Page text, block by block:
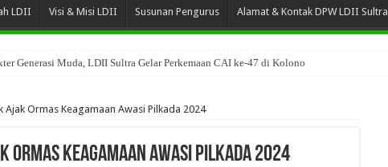
LDII Visi & Misi LDII Susunan Pengurus Alamat & Kontak DPW LDII Sultra
Generasi Muda, LDII Sultra Gelar Perkemaan CAI ke-47 di Kolono
Ajak Ormas Keagamaan Awasi Pilkada 2024
Ormas Keagamaan Awasi Pilkada 2024